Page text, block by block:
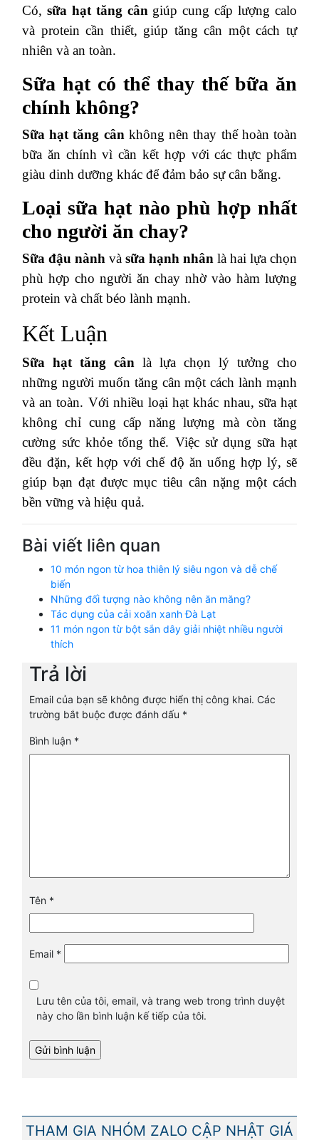
Có, sữa hạt tăng cân giúp cung cấp lượng calo
và protein cần thiết, giúp tăng cân một cách tự
nhiên và an toàn.
Sữa hạt có thể thay thế bữa ăn
chính không?
Sữa hạt tăng cân không nên thay thế hoàn toàn
bữa ăn chính vì cần kết hợp với các thực phẩm
giàu dinh dưỡng khác để đảm bảo sự cân bằng.
Loại sữa hạt nào phù hợp nhất
cho người ăn chay?
Sữa đậu nành và sữa hạnh nhân là hai lựa chọn
phù hợp cho người ăn chay nhờ vào hàm lượng
protein và chất béo lành mạnh.
Kết Luận
Sữa hạt tăng cân là lựa chọn lý tưởng cho
những người muốn tăng cân một cách lành mạnh
và an toàn. Với nhiều loại hạt khác nhau, sữa hạt
không chỉ cung cấp năng lượng mà còn tăng
cường sức khỏe tổng thể. Việc sử dụng sữa hạt
đều đặn, kết hợp với chế độ ăn uống hợp lý, sẽ
giúp bạn đạt được mục tiêu cân nặng một cách
bền vững và hiệu quả.
Bài viết liên quan
10 món ngon từ hoa thiên lý siêu ngon và dễ chế
biến
Những đối tượng nào không nên ăn măng?
Tác dụng của cải xoăn xanh Đà Lạt
11 món ngon từ bột sắn dây giải nhiệt nhiều người
thích
Trả lời
Email của bạn sẽ không được hiển thị công khai. Các
trường bắt buộc được đánh dấu *
Bình luận *
Tên *
Email *
Lưu tên của tôi, email, và trang web trong trình duyệt
này cho lần bình luận kế tiếp của tôi.
THAM GIA NHÓM ZALO CẬP NHẬT GIÁ